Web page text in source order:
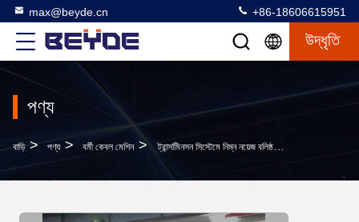
max@beyde.cn +86-18606615951
উদ্ধৃতি
পণ্য
বাড়ি > পণ্য > বর্মী কেবল মেশিন > ট্রান্সমিিনসন সিস্টেমে নিম্ন নয়েজ বলিষ্ঠ কেবিন যন্ত্রের যন্ত্রটি ট্যাপ করা